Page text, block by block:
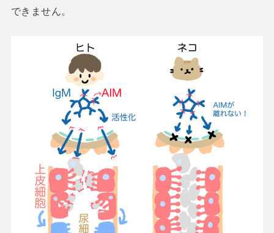
できません。